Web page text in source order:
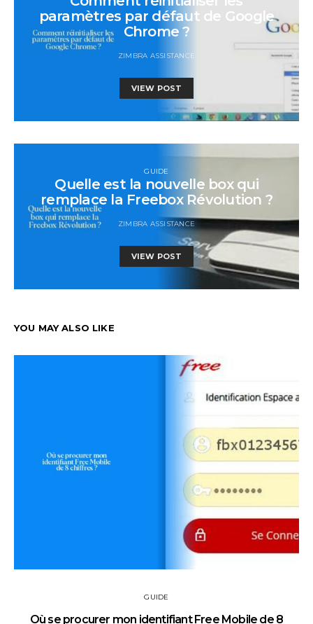
paramètres par défaut de Google
Chrome ?
ZIMBRA ASSISTANCE
VIEW POST
GUIDE
Quelle est la nouvelle box qui
remplace la Freebox Révolution ?
ZIMBRA ASSISTANCE
VIEW POST
YOU MAY ALSO LIKE
GUIDE
Où se procurer mon identifiant Free Mobile de 8